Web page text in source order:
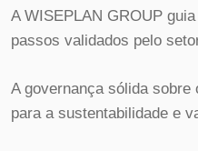
A WISEPLAN GROUP
passos validados pelo
A governança sólida
para a sustentabilidade e